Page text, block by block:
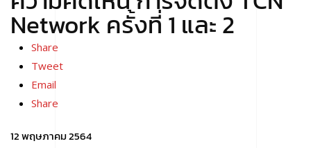
Network ครั้งที่ 1 และ 2
Share
Tweet
Email
Share
12 พฤษภาคม 2564